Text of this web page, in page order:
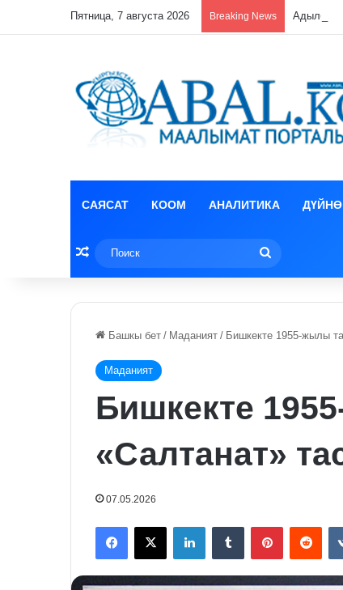
Пятница, 7 августа 2026 Breaking News
САЯСАТ КООМ АНАЛИТИКА ДҮЙНӨ
Random Article
Башкы бет / Маданият / Бишкекте 1955-жылы
Маданият
Бишкекте
«Салтанат»
07.05.2026
FacebookX LinkedInTumblr Pinterest